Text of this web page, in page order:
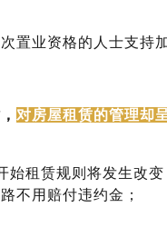
置业资格的人士支持
对房屋租赁的管理却
始租赁规则将发生改
不用赔付违约金；